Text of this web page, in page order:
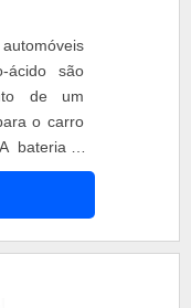
ácido são
de um
o carro
bateria é
de 2 V
de 12 V.
sendo